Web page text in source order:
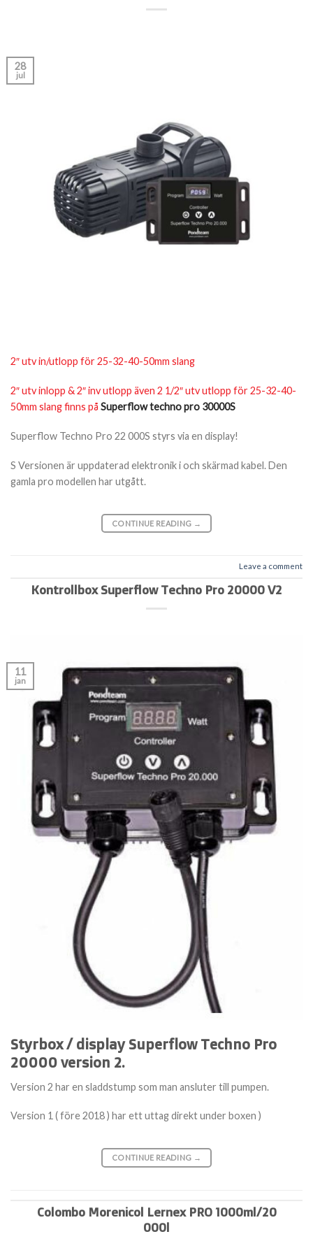
28
jul
2″ utv in/utlopp för 25-32-40-50mm slang
2″ utv inlopp & 2″ inv utlopp även 2 1/2″ utv utlopp för 25-32-40-
50mm slang finns på Superflow techno pro 30000S
Superflow Techno Pro 22 000S styrs via en display!
S Versionen är uppdaterad elektronik i och skärmad kabel. Den
gamla pro modellen har utgått.
CONTINUE READING →
Leave a comment
Kontrollbox Superflow Techno Pro 20000 V2
11
jan
Styrbox / display Superflow Techno Pro
20000 version 2.
Version 2 har en sladdstump som man ansluter till pumpen.
Version 1 ( före 2018 ) har ett uttag direkt under boxen )
CONTINUE READING →
Colombo Morenicol Lernex PRO 1000ml/20
000l